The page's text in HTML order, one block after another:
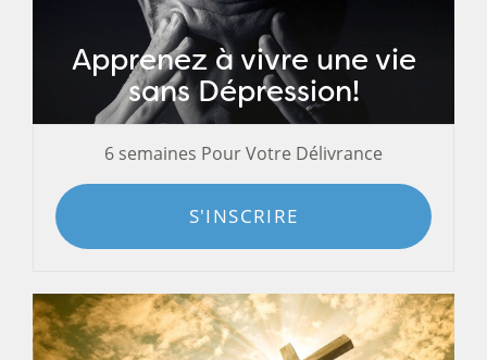
Apprenez à vivre une vie
sans Dépression!
6 semaines Pour Votre Délivrance
S'INSCRIRE